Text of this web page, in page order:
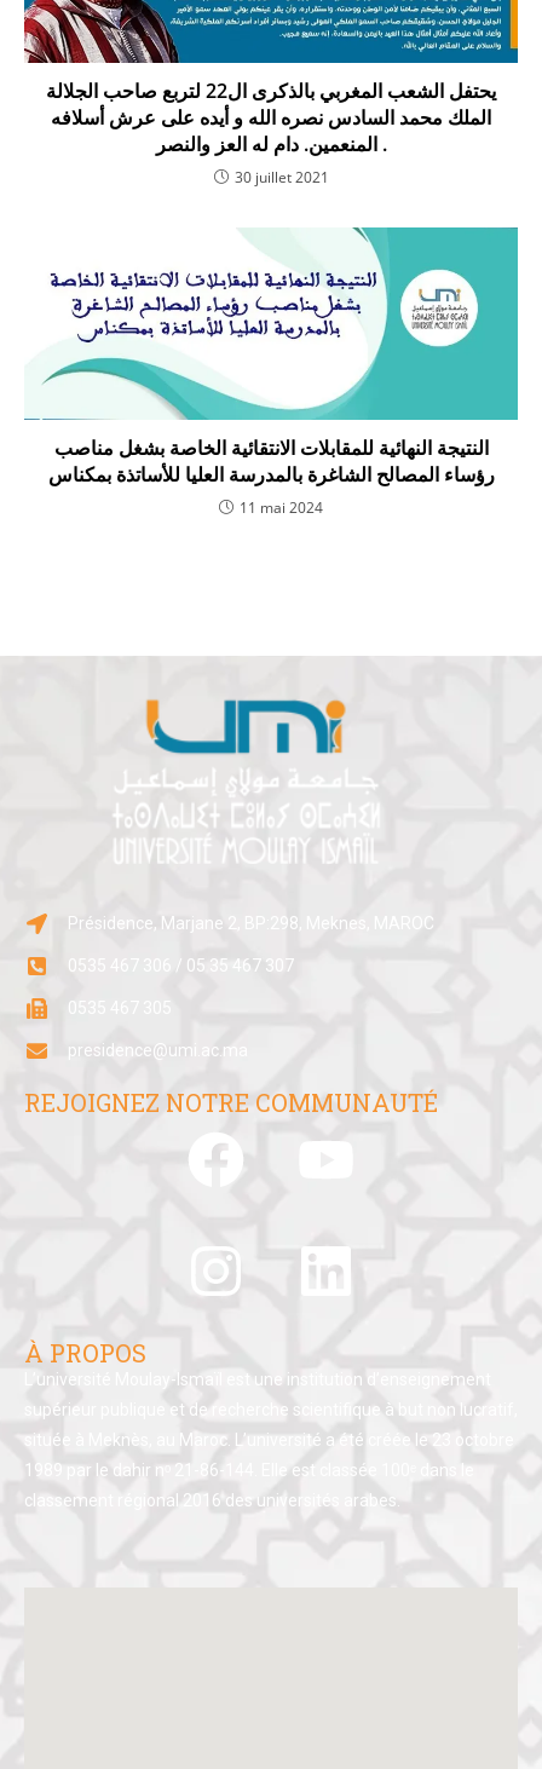
يحتفل الشعب المغربي بالذكرى ال22 لتربع صاحب الجلالة
الملك محمد السادس نصره الله و أيده على عرش أسلافه
المنعمين. دام له العز والنصر .
30 juillet 2021
النتيجة النهائية للمقابلات الانتقائية الخاصة بشغل مناصب
رؤساء المصالح الشاغرة بالمدرسة العليا للأساتذة بمكناس
11 mai 2024
Présidence, Marjane 2, BP:298, Meknes, MAROC
0535 467 306 / 05 35 467 307
0535 467 305
presidence@umi.ac.ma
REJOIGNEZ NOTRE COMMUNAUTÉ
À PROPOS
L’université Moulay-Ismaïl est une institution d’enseignement
supérieur publique et de recherche scientifique à but non lucratif,
située à Meknès, au Maroc. L’université a été créée le 23 octobre
1989 par le dahir nᵒ 21-86-144. Elle est classée 100ᵉ dans le
classement régional 2016 des universités arabes.